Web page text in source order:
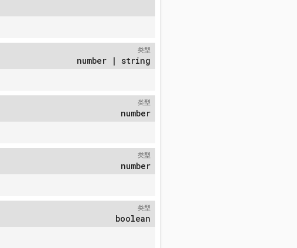
类型
number | string
类型
number
类型
number
类型
boolean